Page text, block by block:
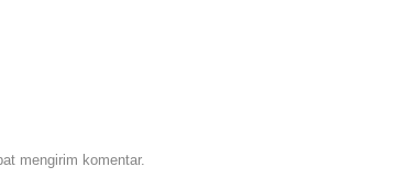
mengirim komentar.